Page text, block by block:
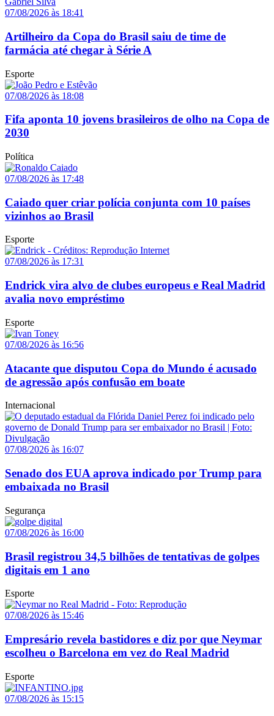
07/08/2026 às 18:41
Artilheiro da Copa do Brasil saiu de time de
farmácia até chegar à Série A
Esporte
07/08/2026 às 18:08
Fifa aponta 10 jovens brasileiros de olho na Copa de
2030
Política
07/08/2026 às 17:48
Caiado quer criar polícia conjunta com 10 países
vizinhos ao Brasil
Esporte
07/08/2026 às 17:31
Endrick vira alvo de clubes europeus e Real Madrid
avalia novo empréstimo
Esporte
07/08/2026 às 16:56
Atacante que disputou Copa do Mundo é acusado
de agressão após confusão em boate
Internacional
07/08/2026 às 16:07
Senado dos EUA aprova indicado por Trump para
embaixada no Brasil
Segurança
07/08/2026 às 16:00
Brasil registrou 34,5 bilhões de tentativas de golpes
digitais em 1 ano
Esporte
07/08/2026 às 15:46
Empresário revela bastidores e diz por que Neymar
escolheu o Barcelona em vez do Real Madrid
Esporte
07/08/2026 às 15:15